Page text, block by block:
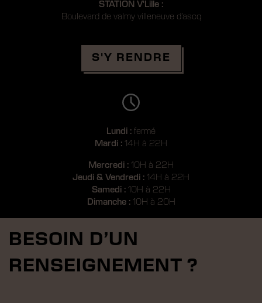
STATION V'Lille :
Boulevard de valmy villeneuve d’ascq
S'Y RENDRE
Réserver
Lundi : fermé
Mardi : 14H à 22H
Mercredi : 10H à 22H
Jeudi & Vendredi : 14H à 22H
Samedi :10H à 22H
Dimanche :10H à 20H
BESOIN D’UN
RENSEIGNEMENT ?